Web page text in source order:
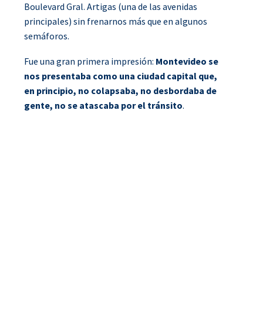
Boulevard Gral. Artigas (una de las avenidas
principales) sin frenarnos más que en algunos
semáforos.
Fue una gran primera impresión: Montevideo se
nos presentaba como una ciudad capital que,
en principio, no colapsaba, no desbordaba de
gente, no se atascaba por el tránsito.